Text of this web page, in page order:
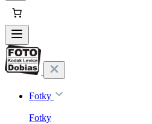
Fotky
Fotky